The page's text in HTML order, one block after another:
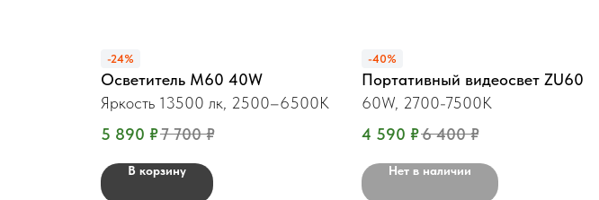
-24%
Осветитель М60 40W
Яркость 13500 лк, 2500–6500K
5 890 ₽7 700 ₽
В корзину
-40%
Портативный видеосвет ZU60
60W, 2700-7500K
4 590 ₽6 400 ₽
Нет в наличии